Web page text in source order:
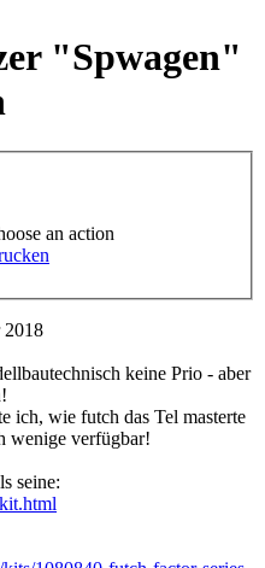
"Spwagen"
an action
2018
keine Prio - aber
ich, wie futch das Tel masterte
wenige verfügbar!
seine: